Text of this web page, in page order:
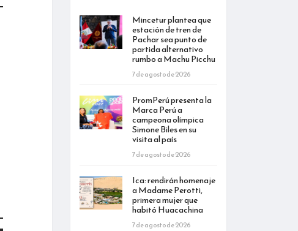
Mincetur plantea que
estación de tren de
Pachar sea punto de
partida alternativo
rumbo a Machu Picchu
7 de agosto de 2026
PromPerú presenta la
Marca Perú a
campeona olímpica
Simone Biles en su
visita al país
7 de agosto de 2026
Ica: rendirán homenaje
a Madame Perotti,
primera mujer que
habitó Huacachina
7 de agosto de 2026